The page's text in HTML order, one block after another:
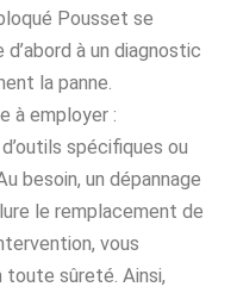
Pousset se
à un diagnostic
la panne.
à employer :
spécifiques ou
besoin, un dépannage
le remplacement de
vous
toute sûreté. Ainsi,